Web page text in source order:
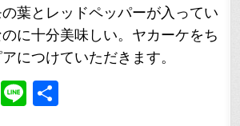
葉とレッドペッパーが入ってい
に十分美味しい。ヤカーケをち
につけていただきます。
G Li